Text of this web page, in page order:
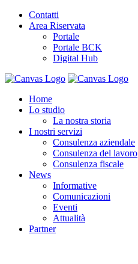
Contatti
Area Riservata
Portale
Portale BCK
Digital Hub
Home
Lo studio
La nostra storia
I nostri servizi
Consulenza aziendale
Consulenza del lavoro
Consulenza fiscale
News
Informative
Comunicazioni
Eventi
Attualità
Partner